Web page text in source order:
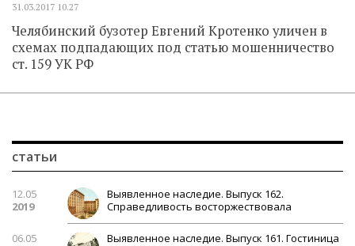
31.03.2017 10.27
Челябинский бузотер Евгений Кротенко уличен в
схемах подпадающих под статью мошенничество
ст. 159 УК РФ
статьи
12.05
2019
Выявленное наследие. Выпуск 162.
Справедливость восторжествовала
06.05
Выявленное наследие. Выпуск 161. Гостиница